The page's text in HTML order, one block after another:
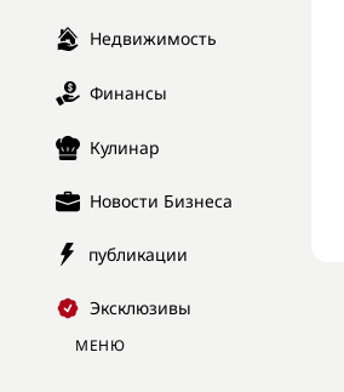
Недвижимость
Финансы
Кулинар
Новости Бизнеса
публикации
Эксклюзивы
МЕНЮ